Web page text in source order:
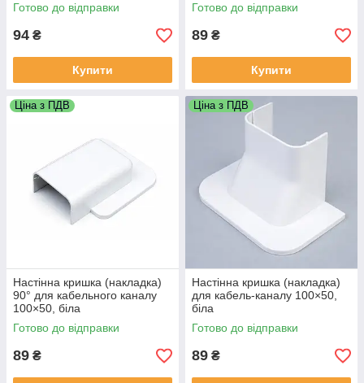
Готово до відправки
94 ₴
Купити
Готово до відправки
89 ₴
Купити
Ціна з ПДВ
Настінна кришка (накладка)
90° для кабельного каналу
100×50, біла
Готово до відправки
89 ₴
Ціна з ПДВ
Настінна кришка (накладка)
для кабель-каналу 100×50,
біла
Готово до відправки
89 ₴